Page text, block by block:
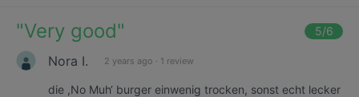
"Very good" 5/6
Nora I. 2 years ago · 1 review
die ,No Muh‘ burger einwenig trocken, sonst echt lecker